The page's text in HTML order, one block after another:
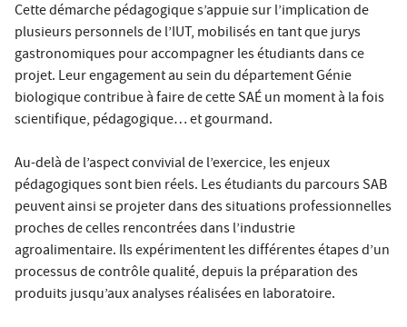
Cette démarche pédagogique s’appuie sur l’implication de
plusieurs personnels de l’IUT, mobilisés en tant que jurys
gastronomiques pour accompagner les étudiants dans ce
projet. Leur engagement au sein du département Génie
biologique contribue à faire de cette SAÉ un moment à la fois
scientifique, pédagogique… et gourmand.
Au-delà de l’aspect convivial de l’exercice, les enjeux
pédagogiques sont bien réels. Les étudiants du parcours SAB
peuvent ainsi se projeter dans des situations professionnelles
proches de celles rencontrées dans l’industrie
agroalimentaire. Ils expérimentent les différentes étapes d’un
processus de contrôle qualité, depuis la préparation des
produits jusqu’aux analyses réalisées en laboratoire.